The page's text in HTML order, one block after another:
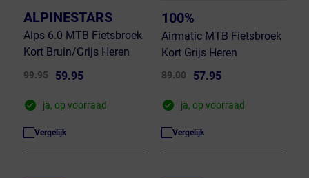
ALPINESTARS
Alps 6.0 MTB Fietsbroek
Kort Bruin/Grijs Heren
99.95 59.95
ja, op voorraad
Vergelijk
100%
Airmatic MTB Fietsbroek
Kort Grijs Heren
89.00 57.95
ja, op voorraad
Vergelijk